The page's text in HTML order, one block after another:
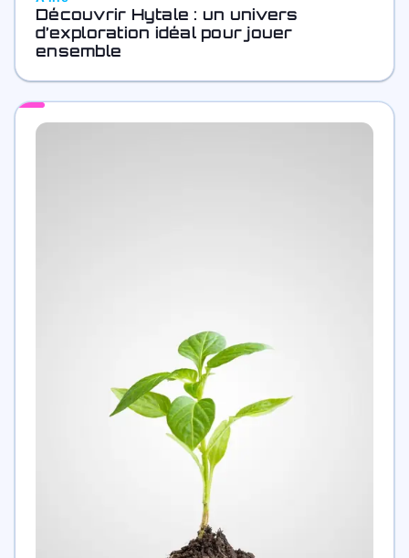
Découvrir Hytale : un univers
d’exploration idéal pour jouer
ensemble